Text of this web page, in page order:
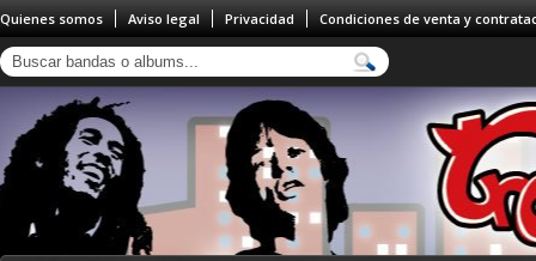
Quienes somos Aviso legal Privacidad Condiciones de venta y